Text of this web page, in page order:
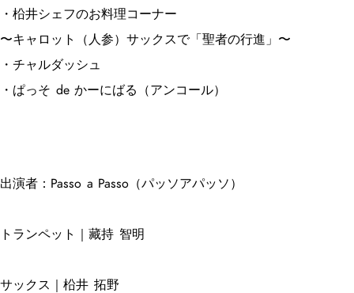
・柗井シェフのお料理コーナー
〜キャロット（人参）サックスで「聖者の行進」〜
・チャルダッシュ
・ぱっそ de かーにばる（アンコール）
出演者：Passo a Passo（パッソアパッソ）
トランペット｜藏持 智明
サックス｜柗井 拓野